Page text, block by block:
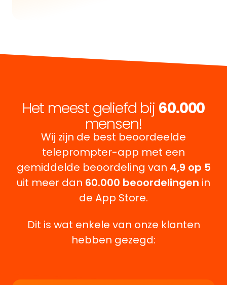
Het meest geliefd bij 60.000
mensen!
Wij zijn de best beoordeelde
teleprompter-app met een
gemiddelde beoordeling van 4,9 op 5
uit meer dan 60.000 beoordelingen in
de App Store.
Dit is wat enkele van onze klanten
hebben gezegd: